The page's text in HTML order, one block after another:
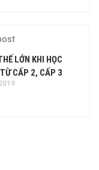
LỚN KHI HỌC
CẤP 2, CẤP 3